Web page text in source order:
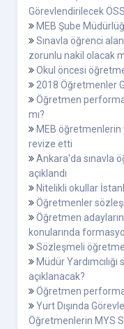
Görevlendirilecek
MEB Şube
Sınavla öğrenci
zorunlu nakil olacak
Okul öncesi
2018 Öğretmenler
Öğretmen
mı?
MEB öğretmenlerin
revize etti
Ankara'da sınavla
açıklandı
Nitelikli okullar
Öğretmenler
Öğretmen
konularında
Sözleşmeli
Müdür
açıklanacak?
Öğretmen
Yurt Dışında
Öğretmenlerin MYS